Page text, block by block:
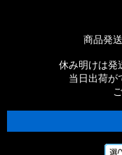
【シマノ】20ストラデ
【シマノ】18ストラデ
【シマノ】15-16ストラ
商品発
休み明けは発
当日出荷が